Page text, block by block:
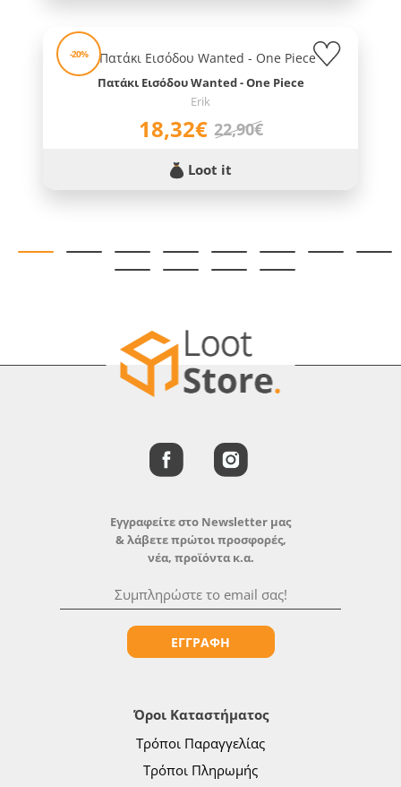
-20%
Πατάκι Εισόδου Wanted - One Piece
Erik
18,32€ 22,90€
Loot it
Όροι Καταστήματος
Τρόποι Παραγγελίας
Τρόποι Πληρωμής
Εγγραφείτε στο Newsletter μας
& λάβετε πρώτοι προσφορές,
νέα, προϊόντα κ.α.
ΕΓΓΡΑΦΗ